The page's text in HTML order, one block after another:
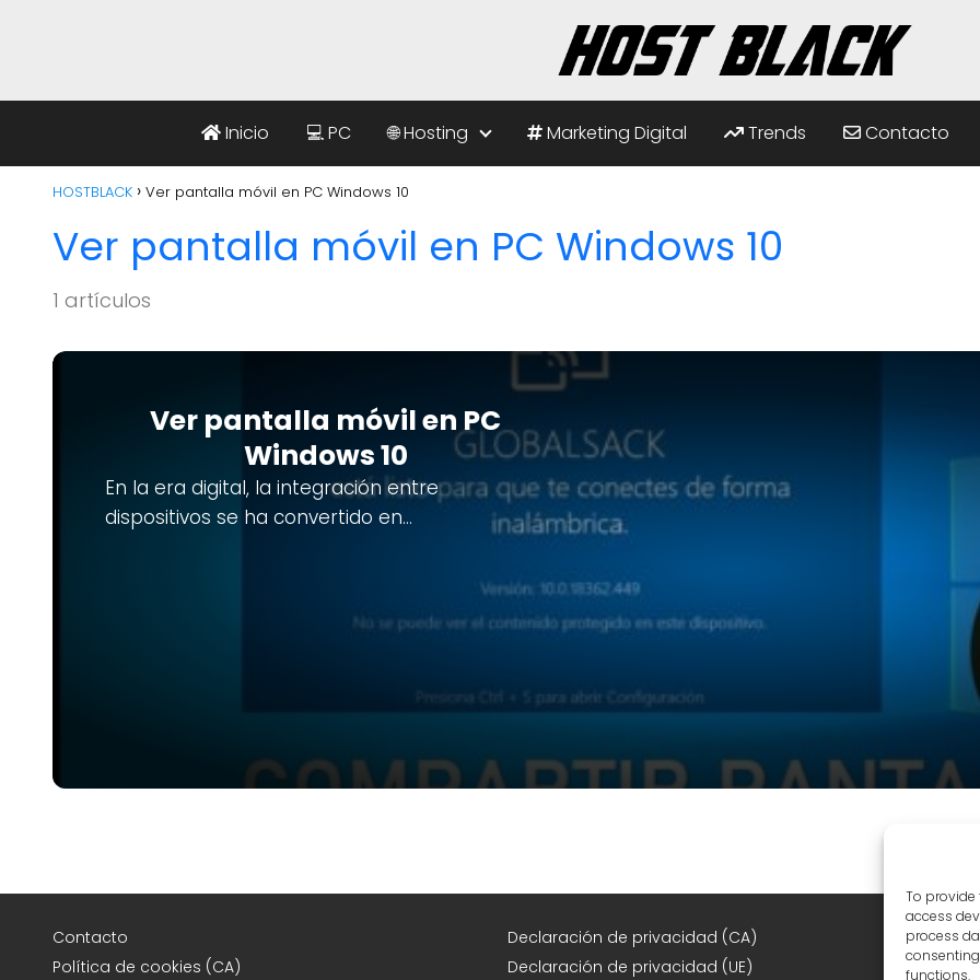
To provide
access
process
functions.
Inicio 💻 PC 🌐 Hosting Marketing Digital Trends Contacto
HOSTBLACK Ver pantalla móvil en PC Windows 10
Ver pantalla móvil en PC Windows 10
1 artículos
Ver pantalla móvil en PC
Windows 10
En la era digital, la integración entre
dispositivos se ha convertido en…
Contacto
Política de cookies (CA)
Declaración de privacidad (CA)
Declaración de privacidad (UE)